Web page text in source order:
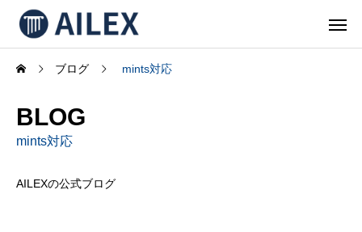
ブログ mints対応
BLOG
mints対応
AILEXの公式ブログ